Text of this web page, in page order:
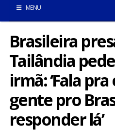
MENU
INÍCIO
POMBAL E REGIÃO
BRASIL
Brasileira
Tailândia
irmã: ‘Fala
gente pro
responder lá’